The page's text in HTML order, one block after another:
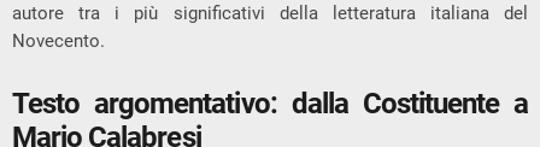
autore tra i più significativi della letteratura italiana del
Novecento.
Testo argomentativo: dalla Costituente a
Mario Calabresi